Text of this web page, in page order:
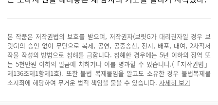
본 작품은 저작권법의 보호를 받으며, 저작권자(브릿G가 대리권자일 경우 브
릿G)의 승인 없이 무단으로 복제, 공연, 공중송신, 전시, 배포, 대여, 2차적저
작물 작성의 방법으로 침해를 금합니다. 침해한 경우에는 5년 이하의 징역 또
는 5천만원 이하의 벌금에 처하거나 이를 병과할 수 있습니다.(「저작권법」
제136조제1항제1호). 또한 불법 복제물임을 알고도 소유한 경우 불법복제물
소지죄에 해당하여 무거운 법적 책임을 물을 수 있습니다. 자세히 보기